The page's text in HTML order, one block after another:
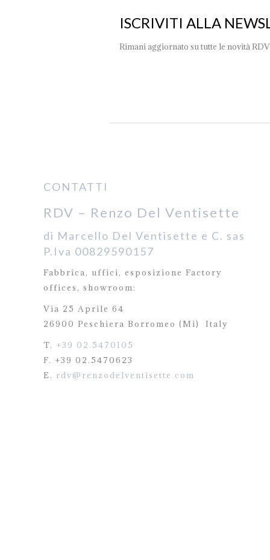
ISCRIVITI ALLA
Rimani aggiornato su tutte le novità RDV
CONTATTI
RDV – Renzo Del Ventisette
di Marcello Del Ventisette e C. sas
P.Iva 00829590157
Fabbrica, uffici, esposizione Factory
offices, showroom:
Via 25 Aprile 64
26900 Peschiera Borromeo (Mi)
Italy
T. +39 02.5470105
F. +39 02.5470623
E. rdv@renzodelventisette.com